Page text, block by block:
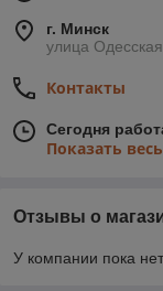
г. Минск
улица
Контакты
Сегодня
Показать
Отзывы о
У компании пока